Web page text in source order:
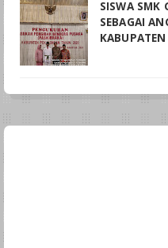
SISWA SMK
SEBAGAI